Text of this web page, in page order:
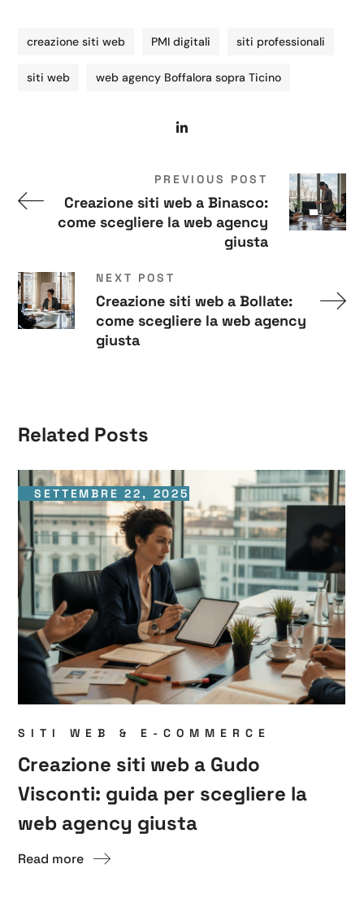
creazione siti web PMI digitali siti professionali
siti web web agency Boffalora sopra Ticino
PREVIOUS POST
Creazione siti web a Binasco:
come scegliere la web agency
giusta
NEXT POST
Creazione siti web a Bollate:
come scegliere la web agency
giusta
Related Posts
SETTEMBRE 22, 2025
SITI WEB & E-COMMERCE
Creazione siti web a Gudo
Visconti: guida per scegliere la
web agency giusta
Read more